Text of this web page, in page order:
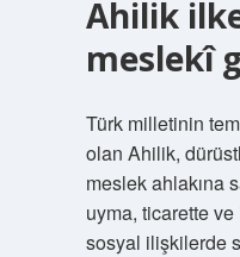
Ahilik
meslekî
Türk milletinin
olan Ahilik,
meslek ahlakına
uyma, ticarette
sosyal ilişkilerde